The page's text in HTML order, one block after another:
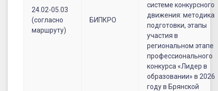
24.02-05.03
(согласно
маршруту)
БИПКРО
системе конкурсного
движения: методика
подготовки, этапы
участия в
региональном этапе
профессионального
конкурса «Лидер в
образовании» в 2026
году в Брянской